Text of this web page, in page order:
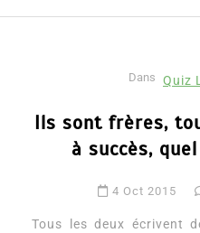
Dans Quiz
Ils sont frères,
à succès,
4 Oct 2015
Tous les deux écrivent